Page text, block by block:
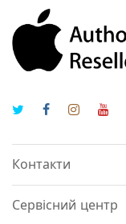
Контакти
Сервісний центр